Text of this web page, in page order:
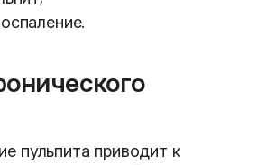
пульпита приводит к